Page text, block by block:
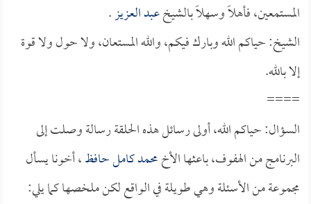
المستمعين، فأهلاً وسهلاً بالشيخعبد العزيز.
الشيخ: حياكم الله وبارك فيكم، والله المستعان، ولا حول ولا قوة
إلا بالله.
====
السؤال: حياكم الله، أولى رسائل هذه الحلقة رسالة وصلت إلى
البرنامج من الهفوف، باعثها الأخمحمد كامل حافظ، أخونا يسأل
مجموعة من الأسئلة وهي طويلة في الواقع لكن ملخصها كما يلي: